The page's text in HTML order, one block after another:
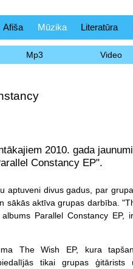
Afiša Mūzika Literatūra
Mp3 Video
2010. gada
Constancy EP".
aptuveni divus gadus, par
sākās aktīva grupas darbība.
Parallel Constancy EP,
The Wish EP, kura
tikai grupas ģitārists